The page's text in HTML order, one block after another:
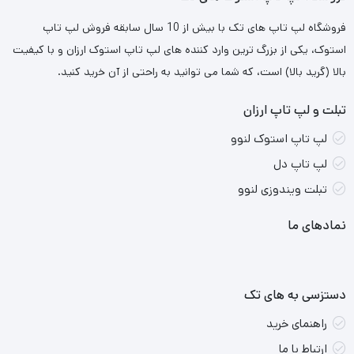
طراحی سبک و باریک که حمل و نقل آن را آسان می‌کند.
جمع بندی
کارهای روزمره، اداری و دانشجویی است.
عملکرد خوبی ارائه می‌دهد و برای کاربرانی که به دنبال یک دستگاه
قابل اعتماد هستند، مناسب است.
نقاط قوت محصول:
نقاط ضعف محصول:
فروشگاه لپ تاپ های تک با بیش از 10 سال سابقه فروش لپ تاپ
استوک، یکی از بزرگ ترین وارد کننده های لپ تاپ استوک ارزان و با کیفیت
بالا (گرید بالا) است، که شما می توانید به راحتی از آن خرید کنید.
تبلت و لپ تاپ ارزان
لپ تاپ استوک لنوو
لپ تاپ دل
تبلت ویندوزی لنوو
نمادهای ما
دستزسی به های تک
راهنمای خرید
ارتباط با ما